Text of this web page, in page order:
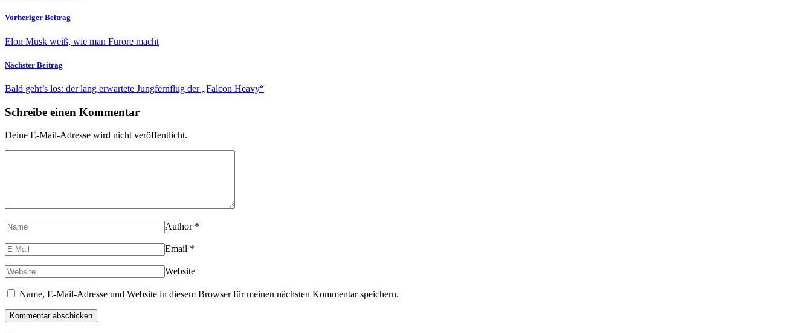
Vorheriger Beitrag
Elon Musk weiß, wie man Furore macht
Nächster Beitrag
Bald geht’s los: der lang erwartete Jungfernflug der „Falcon Heavy“
Schreibe einen Kommentar
Deine E-Mail-Adresse wird nicht veröffentlicht.
Author *
Email *
Website
Name, E-Mail-Adresse und Website in diesem Browser für meinen nächsten Kommentar speichern.